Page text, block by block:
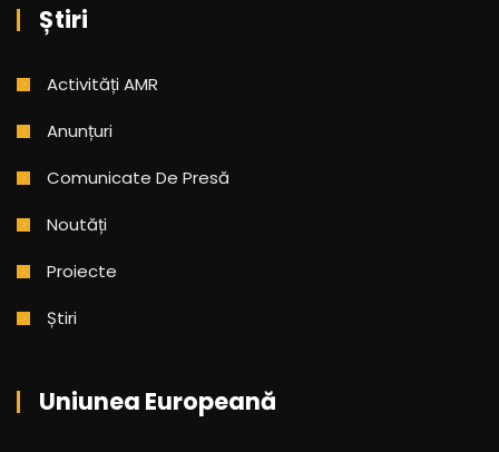
Știri
Activități AMR
Anunțuri
Comunicate De Presă
Noutăți
Proiecte
Știri
Uniunea Europeană